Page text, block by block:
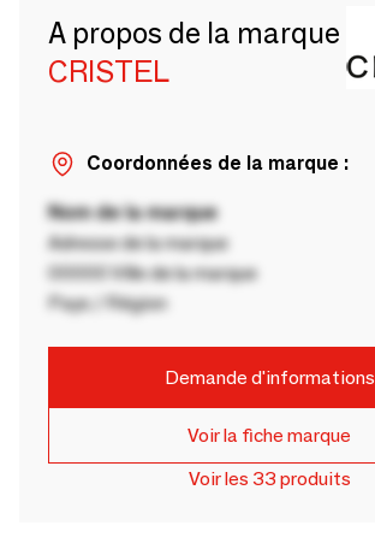
A propos de la marque
CRISTEL
Coordonnées de la marque :
Nom de la marque
Adresse de la marque
00000 Ville de la marque
Pays / Région
Demande d'informations
Voir la fiche marque
Voir les 33 produits